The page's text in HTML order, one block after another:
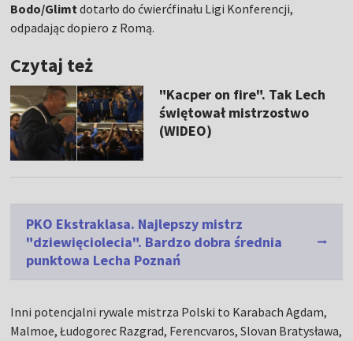
Bodo/Glimtdotarło do ćwierćfinału Ligi Konferencji,
odpadając dopiero z Romą.
Czytaj też
"Kacper on fire". Tak Lech
świętował mistrzostwo
(WIDEO)
PKO Ekstraklasa. Najlepszy mistrz
"dziewięciolecia". Bardzo dobra średnia
punktowa Lecha Poznań
Inni potencjalni rywale mistrza Polski to Karabach Agdam,
Malmoe, Łudogorec Razgrad, Ferencvaros, Slovan Bratysława,